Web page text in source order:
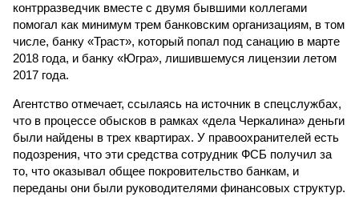
контрразведчик вместе с двумя бывшими коллегами
помогал как минимум трем банковским организациям, в том
числе, банку «Траст», который попал под санацию в марте
2018 года, и банку «Югра», лишившемуся лицензии летом
2017 года.
Агентство отмечает, ссылаясь на источник в спецслужбах,
что в процессе обысков в рамках «дела Черкалина» деньги
были найдены в трех квартирах. У правоохранителей есть
подозрения, что эти средства сотрудник ФСБ получил за
то, что оказывал общее покровительство банкам, и
переданы они были руководителями финансовых структур.